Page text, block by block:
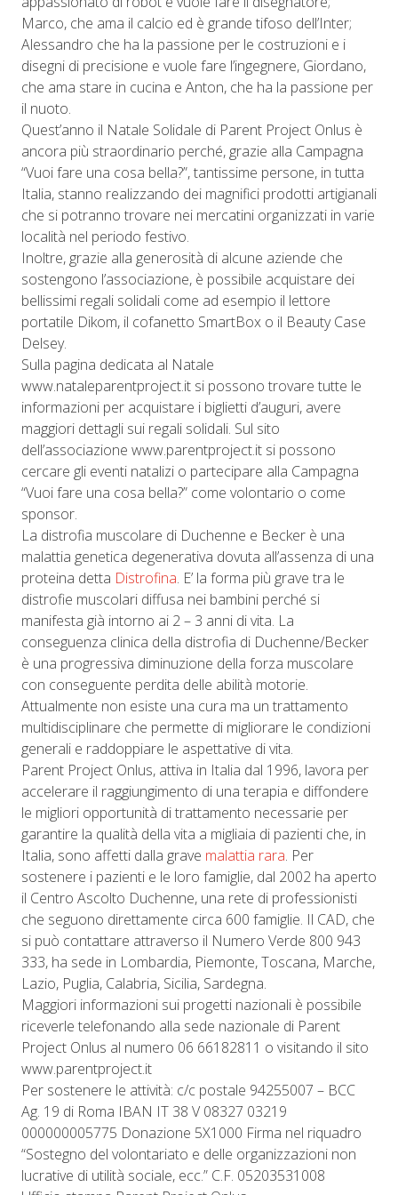
Marco, che ama il calcio ed è grande tifoso dell’Inter;
Alessandro che ha la passione per le costruzioni e i
disegni di precisione e vuole fare l’ingegnere, Giordano,
che ama stare in cucina e Anton, che ha la passione per
il nuoto.
Quest’anno il Natale Solidale di Parent Project Onlus è
ancora più straordinario perché, grazie alla Campagna
“Vuoi fare una cosa bella?”, tantissime persone, in tutta
Italia, stanno realizzando dei magnifici prodotti artigianali
che si potranno trovare nei mercatini organizzati in varie
località nel periodo festivo.
Inoltre, grazie alla generosità di alcune aziende che
sostengono l’associazione, è possibile acquistare dei
bellissimi regali solidali come ad esempio il lettore
portatile Dikom, il cofanetto SmartBox o il Beauty Case
Delsey.
Sulla pagina dedicata al Natale
www.nataleparentproject.it si possono trovare tutte le
informazioni per acquistare i biglietti d’auguri, avere
maggiori dettagli sui regali solidali. Sul sito
dell’associazione www.parentproject.it si possono
cercare gli eventi natalizi o partecipare alla Campagna
“Vuoi fare una cosa bella?” come volontario o come
sponsor.
La distrofia muscolare di Duchenne e Becker è una
malattia genetica degenerativa dovuta all’assenza di una
proteina detta Distrofina. E’ la forma più grave tra le
distrofie muscolari diffusa nei bambini perché si
manifesta già intorno ai 2 – 3 anni di vita. La
conseguenza clinica della distrofia di Duchenne/Becker
è una progressiva diminuzione della forza muscolare
con conseguente perdita delle abilità motorie.
Attualmente non esiste una cura ma un trattamento
multidisciplinare che permette di migliorare le condizioni
generali e raddoppiare le aspettative di vita.
Parent Project Onlus, attiva in Italia dal 1996, lavora per
accelerare il raggiungimento di una terapia e diffondere
le migliori opportunità di trattamento necessarie per
garantire la qualità della vita a migliaia di pazienti che, in
Italia, sono affetti dalla grave malattia rara. Per
sostenere i pazienti e le loro famiglie, dal 2002 ha aperto
il Centro Ascolto Duchenne, una rete di professionisti
che seguono direttamente circa 600 famiglie. Il CAD, che
si può contattare attraverso il Numero Verde 800 943
333, ha sede in Lombardia, Piemonte, Toscana, Marche,
Lazio, Puglia, Calabria, Sicilia, Sardegna.
Maggiori informazioni sui progetti nazionali è possibile
riceverle telefonando alla sede nazionale di Parent
Project Onlus al numero 06 66182811 o visitando il sito
www.parentproject.it
Per sostenere le attività: c/c postale 94255007 – BCC
Ag. 19 di Roma IBAN IT 38 V 08327 03219
000000005775 Donazione 5X1000 Firma nel riquadro
“Sostegno del volontariato e delle organizzazioni non
lucrative di utilità sociale, ecc.” C.F. 05203531008